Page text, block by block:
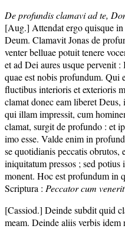
De profundis clamavi ad te,
[Aug.] Attendat ergo quisque
Deum. Clamavit Jonas de
venter belluae potuit tenere
et ad Dei aures usque pervenit
quae est nobis profundum. Qui
fluctibus interioris et exterioris
clamat donec eam liberet
qui illam impressit, cum
clamat, surgit de profundo : et
imo esse. Valde enim in
se quotidianis peccatis obrutos,
iniquitatum pressos ; sed
monent. Hoc est profundum in
Scriptura : Peccator cum
[Cassiod.] Deinde subdit quid
meam. Deinde aliis verbis idem